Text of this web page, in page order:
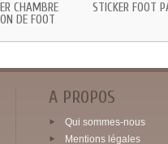
CHAMBRE
DE FOOT
STICKER FOOT
A PROPOS
Qui sommes-nous
Mentions légales